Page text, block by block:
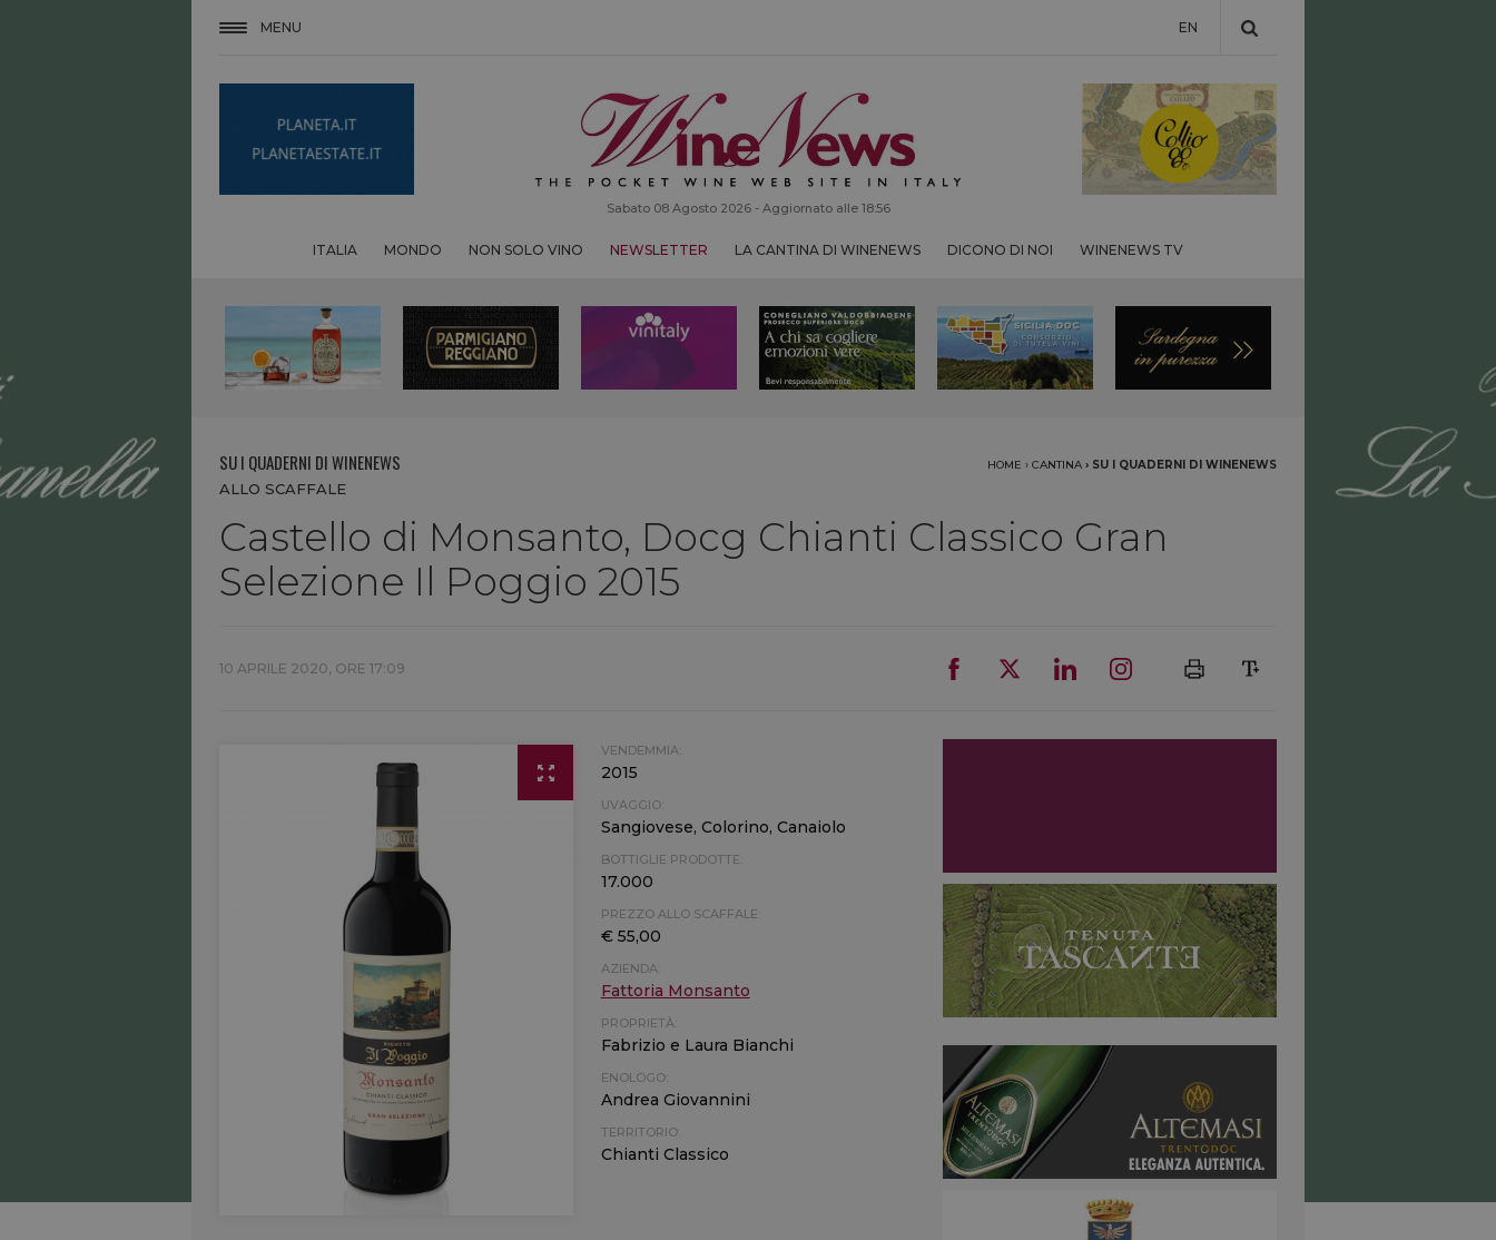
MENU EN
Sabato 08 Agosto 2026 - Aggiornato alle 18:56
ITALIA MONDO NON SOLO VINO NEWSLETTER LA CANTINA DI WINENEWS DICONO DI NOI WINENEWS TV
SU I QUADERNI DI WINENEWS HOME › CANTINA › SU I QUADERNI DI WINENEWS
ALLO SCAFFALE
Castello di Monsanto, Docg Chianti Classico Gran
Selezione Il Poggio 2015
10 APRILE 2020, ORE 17:09
VENDEMMIA:
2015
UVAGGIO:
Sangiovese, Colorino, Canaiolo
BOTTIGLIE PRODOTTE:
17.000
PREZZO ALLO SCAFFALE:
€ 55,00
AZIENDA:
Fattoria Monsanto
PROPRIETÀ:
Fabrizio e Laura Bianchi
ENOLOGO:
Andrea Giovannini
TERRITORIO:
Chianti Classico